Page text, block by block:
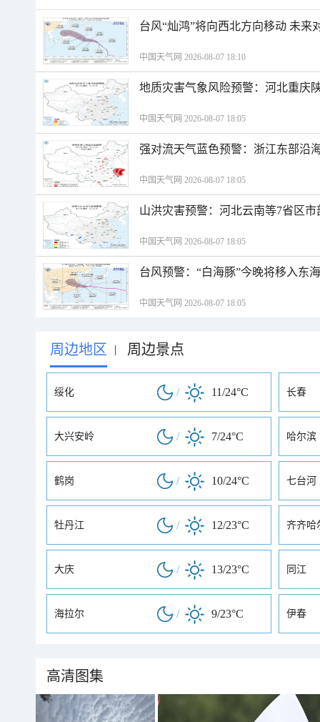
台风“灿鸿”将向西北方向移动 未来
中国天气网 2026-08-07 18:10
地质灾害气象风险预警：河北重庆
中国天气网 2026-08-07 18:05
强对流天气蓝色预警：浙江东部沿
中国天气网 2026-08-07 18:05
山洪灾害预警：河北云南等7省区
中国天气网 2026-08-07 18:05
台风预警：“白海豚”今晚将移入东
中国天气网 2026-08-07 18:05
周边地区 | 周边景点
绥化 / 11/24°C 长春
大兴安岭 / 7/24°C 哈尔滨
鹤岗 / 10/24°C 七台河
牡丹江 / 12/23°C 齐齐哈
大庆 / 13/23°C 同江
海拉尔 / 9/23°C 伊春
高清图集